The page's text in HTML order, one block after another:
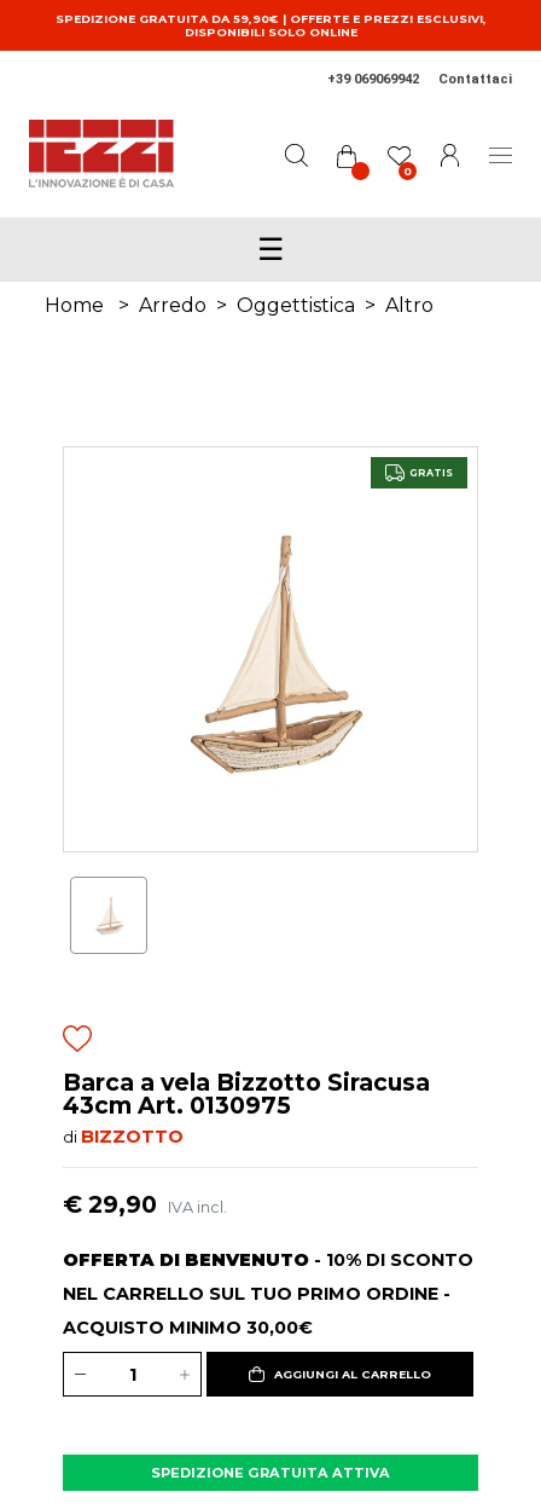
Salta al contenuto principale
SPEDIZIONE GRATUITA DA 59,90€ | OFFERTE E PREZZI ESCLUSIVI,
DISPONIBILI SOLO ONLINE
+39 069069942 Contattaci
0
☰
Home > Arredo > Oggettistica > Altro
GRATIS
Barca a vela Bizzotto Siracusa
43cm Art. 0130975
di BIZZOTTO
€ 29,90 IVA incl.
OFFERTA DI BENVENUTO - 10% DI SCONTO
NEL CARRELLO SUL TUO PRIMO ORDINE -
ACQUISTO MINIMO 30,00€
AGGIUNGI AL CARRELLO
SPEDIZIONE GRATUITA ATTIVA